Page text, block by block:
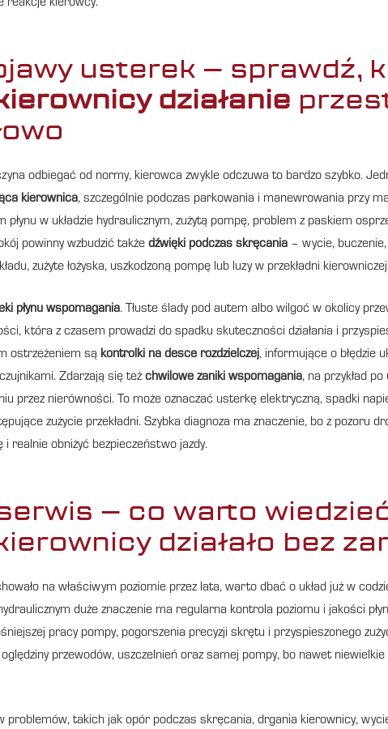
reakcje kierowcy.
usterek – sprawdź,
działanie
odbiegać od normy, kierowca zwykle odczuwa to bardzo szybko.
kierownica, szczególnie podczas parkowania i manewrowania przy
płynu w układzie hydraulicznym, zużytą pompę, problem z paskiem
powinny wzbudzić także dźwięki podczas skręcania – wycie,
zużyte łożyska, uszkodzoną pompę lub luzy w przekładni
płynu wspomagania. Tłuste ślady pod autem albo wilgoć w okolicy
która z czasem prowadzi do spadku skuteczności działania i
ostrzeżeniem są kontrolki na desce rozdzielczej, informujące o błędzie
Zdarzają się też chwilowe zaniki wspomagania, na przykład
przez nierówności. To może oznaczać usterkę elektryczną, spadki
zużycie przekładni. Szybka diagnoza ma znaczenie, bo z pozoru
realnie obniżyć bezpieczeństwo jazdy.
– co warto
działało bez
na właściwym poziomie przez lata, warto dbać o układ już w
duże znaczenie ma regularna kontrola poziomu i jakości
pracy pompy, pogorszenia precyzji skrętu i przyspieszonego
przewodów, uszczelnień oraz samej pompy, bo nawet
takich jak opór podczas skręcania, drgania kierownicy,